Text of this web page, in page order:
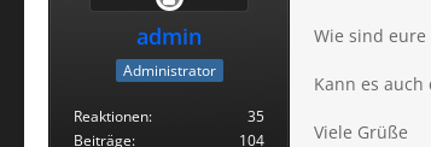
admin
Administrator
Reaktionen
35
Beiträge
104
Wie sind
Kann es
Viele Grüße